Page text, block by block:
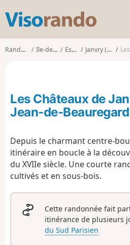
s
o
o
Randonnées Ile-de-France Essonne Janvry (Essonne) Les
Les Châteaux de
Jean-de-Beauregard
Depuis le charmant centre-
itinéraire en boucle à la
du XVIIe siècle. Une courte
cultivés et en sous-bois.
Cette randonnée fait
itinérance de plusieurs
du Sud Parisien